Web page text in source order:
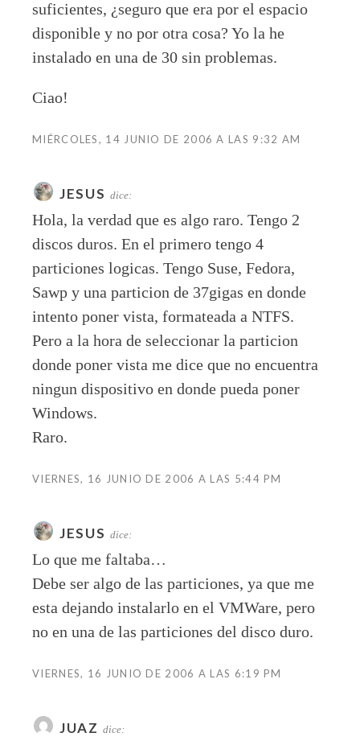
suficientes, ¿seguro que era por el espacio
disponible y no por otra cosa? Yo la he
instalado en una de 30 sin problemas.
Ciao!
MIÉRCOLES, 14 JUNIO DE 2006 A LAS 9:32 AM
JESUS dice:
Hola, la verdad que es algo raro. Tengo 2
discos duros. En el primero tengo 4
particiones logicas. Tengo Suse, Fedora,
Sawp y una particion de 37gigas en donde
intento poner vista, formateada a NTFS.
Pero a la hora de seleccionar la particion
donde poner vista me dice que no encuentra
ningun dispositivo en donde pueda poner
Windows.
Raro.
VIERNES, 16 JUNIO DE 2006 A LAS 5:44 PM
JESUS dice:
Lo que me faltaba…
Debe ser algo de las particiones, ya que me
esta dejando instalarlo en el VMWare, pero
no en una de las particiones del disco duro.
VIERNES, 16 JUNIO DE 2006 A LAS 6:19 PM
JUAZ dice: